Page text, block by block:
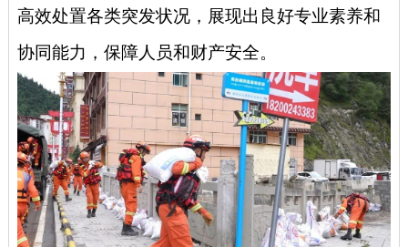
高效处置各类突发状况，展现出良好专业素养和
协同能力，保障人员和财产安全。